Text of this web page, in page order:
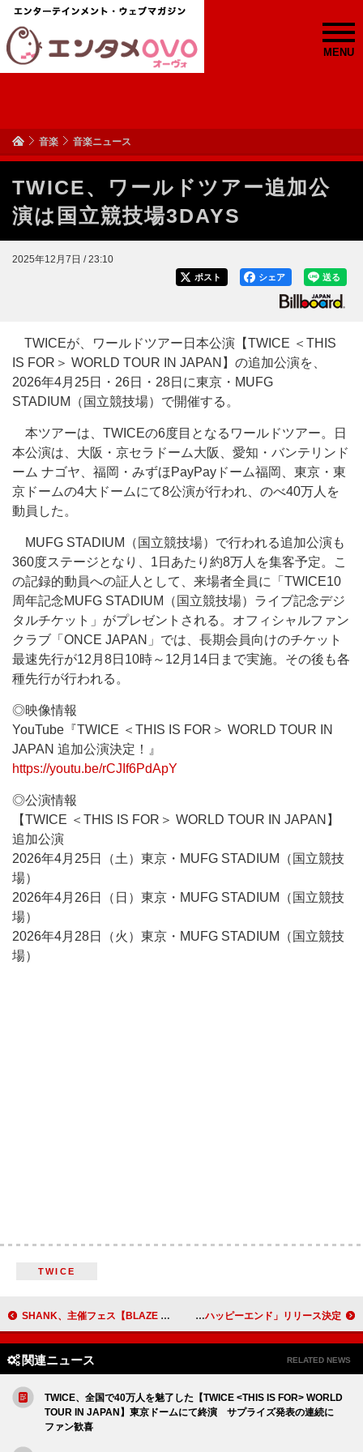
MENU
音楽 音楽ニュース
TWICE、ワールドツアー追加公
演は国立競技場3DAYS
2025年12月7日 / 23:10
送る
シェア
ポスト
TWICEが、ワールドツアー日本公演【TWICE ＜THIS
IS FOR＞ WORLD TOUR IN JAPAN】の追加公演を、
2026年4月25日・26日・28日に東京・MUFG
STADIUM（国立競技場）で開催する。
本ツアーは、TWICEの6度目となるワールドツアー。日
本公演は、大阪・京セラドーム大阪、愛知・バンテリンド
ーム ナゴヤ、福岡・みずほPayPayドーム福岡、東京・東
京ドームの4大ドームにて8公演が行われ、のべ40万人を
動員した。
MUFG STADIUM（国立競技場）で行われる追加公演も
360度ステージとなり、1日あたり約8万人を集客予定。こ
の記録的動員への証人として、来場者全員に「TWICE10
周年記念MUFG STADIUM（国立競技場）ライブ記念デジ
タルチケット」がプレゼントされる。オフィシャルファン
クラブ「ONCE JAPAN」では、長期会員向けのチケット
最速先行が12月8日10時～12月14日まで実施。その後も各
種先行が行われる。
◎映像情報
YouTube『TWICE ＜THIS IS FOR＞ WORLD TOUR IN
JAPAN 追加公演決定！』
https://youtu.be/rCJIf6PdApY
◎公演情報
【TWICE ＜THIS IS FOR＞ WORLD TOUR IN JAPAN】
追加公演
2026年4月25日（土）東京・MUFG STADIUM（国立競技
場）
2026年4月26日（日）東京・MUFG STADIUM（国立競技
場）
2026年4月28日（火）東京・MUFG STADIUM（国立競技
場）
TWICE
SHANK、主催フェス【BLAZE UP NAGASAKI 2026】開催発表 yutori、2026年ワンマンツアー開催＆新曲「数％のハッピーエンド」リリース決定
関連ニュース RELATED NEWS
TWICE、全国で40万人を魅了した【TWICE <THIS IS FOR> WORLD
TOUR IN JAPAN】東京ドームにて終演 サプライズ発表の連続に
ファン歓喜